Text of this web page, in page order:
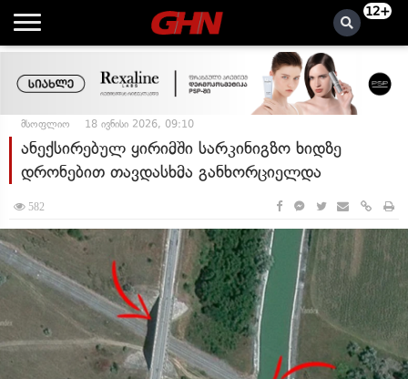
12+
მსოფლიო 18 ივნისი 2026, 09:10
ანექსირებულ ყირიმში სარკინიგზო ხიდზე
დრონებით თავდასხმა განხორციელდა
582